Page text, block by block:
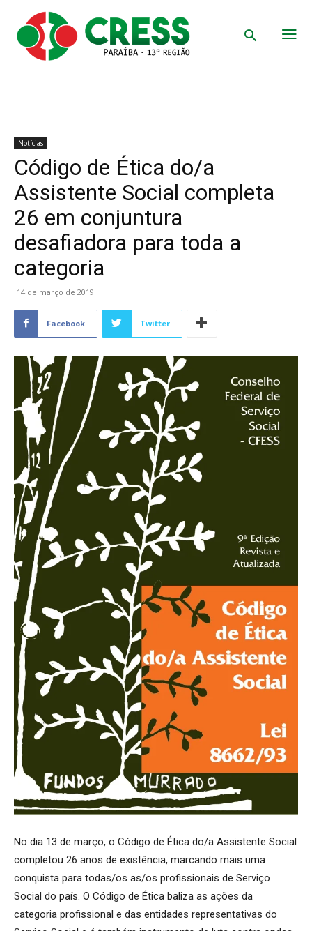
Notícias
Código de Ética do/a
Assistente Social completa
26 em conjuntura
desafiadora para toda a
categoria
14 de março de 2019
Facebook Twitter
No dia 13 de março, o Código de Ética do/a Assistente Social
completou 26 anos de existência, marcando mais uma
conquista para todas/os as/os profissionais de Serviço
Social do país. O Código de Ética baliza as ações da
categoria profissional e das entidades representativas do